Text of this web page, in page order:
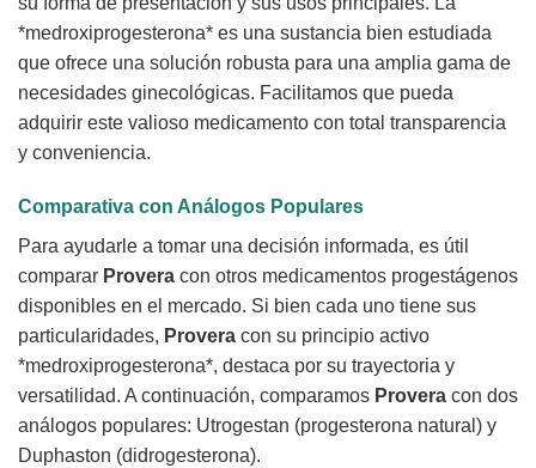
*medroxiprogesterona* es una sustancia bien estudiada
que ofrece una solución robusta para una amplia gama de
necesidades ginecológicas. Facilitamos que pueda
adquirir este valioso medicamento con total transparencia
y conveniencia.
Comparativa con Análogos Populares
Para ayudarle a tomar una decisión informada, es útil
comparar Provera con otros medicamentos progestágenos
disponibles en el mercado. Si bien cada uno tiene sus
particularidades, Provera con su principio activo
*medroxiprogesterona*, destaca por su trayectoria y
versatilidad. A continuación, comparamos Provera con dos
análogos populares: Utrogestan (progesterona natural) y
Duphaston (didrogesterona).